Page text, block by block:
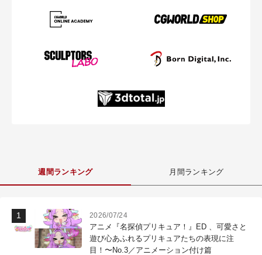
週間ランキング 月間ランキング
2026/07/24
アニメ『名探偵プリキュア！』ED 、可愛さと
遊び心あふれるプリキュアたちの表現に注
目！〜No.3／アニメーション付け篇